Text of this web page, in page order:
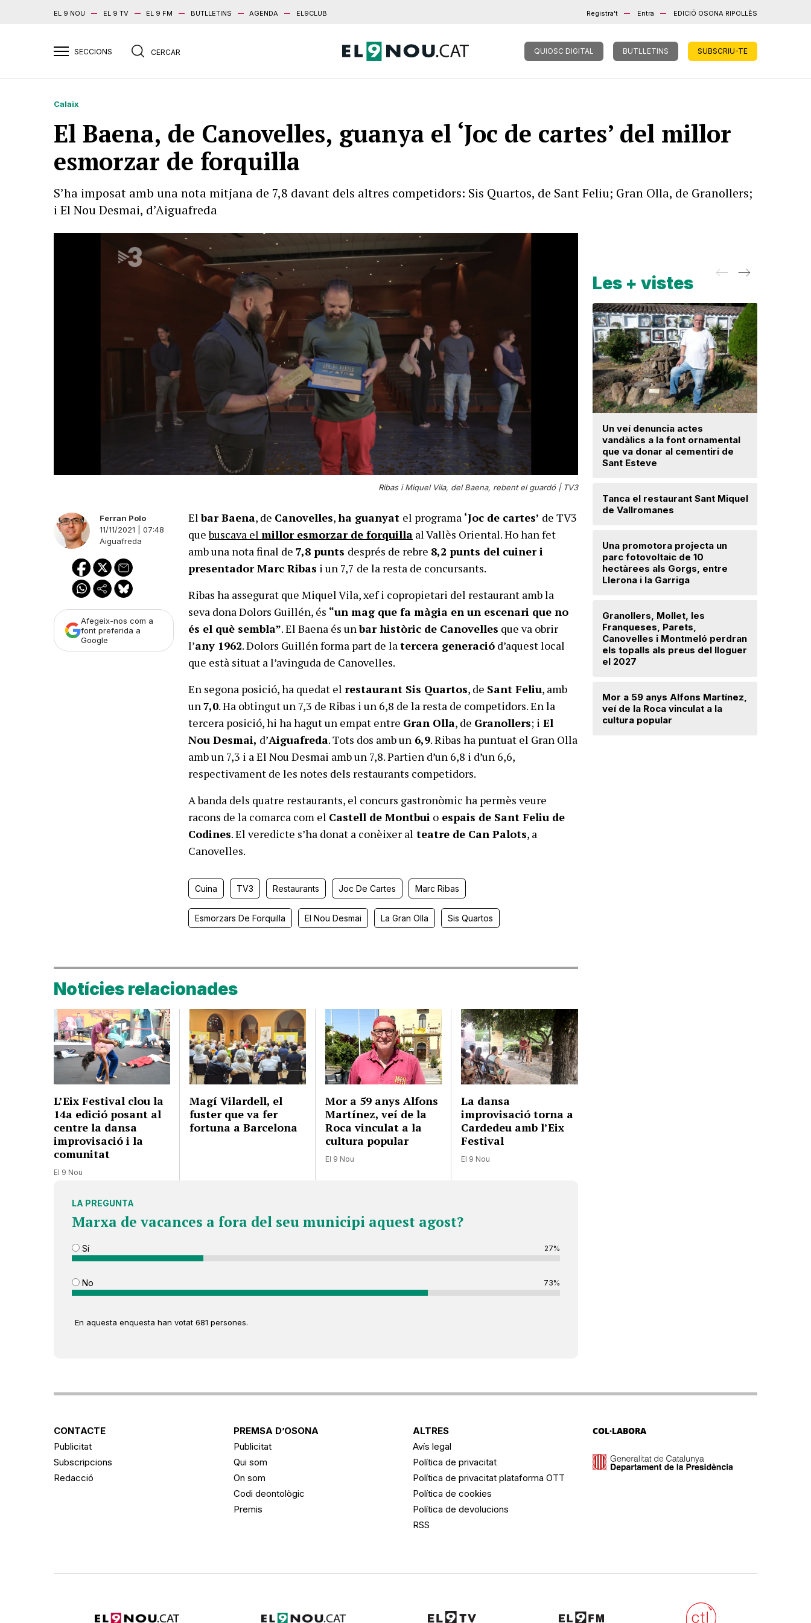
EL 9 NOU EL 9 TV EL 9 FM BUTLLETINS AGENDA EL9CLUB Registra't Entra EDICIÓ OSONA RIPOLLÈS
QUIOSC DIGITAL BUTLLETINS SUBSCRIU-TE
Calaix
El Baena, de Canovelles, guanya el ‘Joc de cartes’ del millor
esmorzar de forquilla
S’ha imposat amb una nota mitjana de 7,8 davant dels altres competidors: Sis Quartos, de Sant Feliu; Gran Olla, de Granollers;
i El Nou Desmai, d’Aiguafreda
Ribas i Miquel Vila, del Baena, rebent el guardó | TV3
Ferran Polo
11/11/2021 | 07:48
Aiguafreda
Afegeix-nos com a
font preferida a
Google
Elbar Baena, de Canovelles,ha guanyat el programa ‘Joc de cartes’ de TV3
quebuscava elmillor esmorzar de forquilla al Vallès Oriental. Ho han fet
amb una nota final de7,8 punts després de rebre 8,2 punts del cuiner i
presentador Marc Ribas i un 7,7 de la resta de concursants.
Ribas ha assegurat que Miquel Vila, xef i copropietari del restaurant amb la
seva dona Dolors Guillén, és “un mag que fa màgia en un escenari que no
és el què sembla”. El Baena és unbar històric de Canovelles que va obrir
l’any 1962. Dolors Guillén forma part de latercera generació d’aquest local
que està situat a l’avinguda de Canovelles.
En segona posició, ha quedat elrestaurant Sis Quartos, de Sant Feliu, amb
un7,0. Ha obtingut un 7,3 de Ribas i un 6,8 de la resta de competidors. En la
tercera posició, hi ha hagut un empat entre Gran Olla, de Granollers; i El
Nou Desmai, d’Aiguafreda. Tots dos amb un 6,9. Ribas ha puntuat el Gran Olla
amb un 7,3 i a El Nou Desmai amb un 7,8. Partien d’un 6,8 i d’un 6,6,
respectivament de les notes dels restaurants competidors.
A banda dels quatre restaurants, el concurs gastronòmic ha permès veure
racons de la comarca com el Castell de Montbui o espais de Sant Feliu de
Codines. El veredicte s’ha donat a conèixer al teatre de Can Palots, a
Canovelles.
Cuina TV3 Restaurants Joc De Cartes Marc Ribas
Esmorzars De Forquilla El Nou Desmai La Gran Olla Sis Quartos
Notícies relacionades
L’Eix Festival clou la
14a edició posant al
centre la dansa
improvisació i la
comunitat
El 9 Nou
Magí Vilardell, el
fuster que va fer
fortuna a Barcelona
Mor a 59 anys Alfons
Martínez, veí de la
Roca vinculat a la
cultura popular
El 9 Nou
La dansa
improvisació torna a
Cardedeu amb l’Eix
Festival
El 9 Nou
LA PREGUNTA
Marxa de vacances a fora del seu municipi aquest agost?
Sí 27%
No 73%
En aquesta enquesta han votat 681 persones.
Les + vistes
Un veí denuncia actes
vandàlics a la font ornamental
que va donar al cementiri de
Sant Esteve
Tanca el restaurant Sant Miquel
de Vallromanes
Una promotora projecta un
parc fotovoltaic de 10
hectàrees als Gorgs, entre
Llerona i la Garriga
Granollers, Mollet, les
Franqueses, Parets,
Canovelles i Montmeló perdran
els topalls als preus del lloguer
el 2027
Mor a 59 anys Alfons Martínez,
veí de la Roca vinculat a la
cultura popular
CONTACTE
Publicitat
Subscripcions
Redacció
PREMSA D’OSONA
Publicitat
Qui som
On som
Codi deontològic
Premis
ALTRES
Avís legal
Política de privacitat
Política de privacitat plataforma OTT
Política de cookies
Política de devolucions
RSS
COL·LABORA